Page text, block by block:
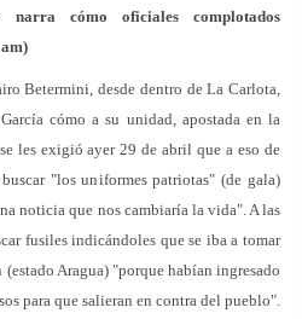
cómo oficiales complotados
Betermini, desde dentro de La Carlota,
cómo a su unidad, apostada en la
les exigió ayer 29 de abril que a eso de
"los uniformes patriotas" (de gala)
noticia que nos cambiaría la vida". A las
fusiles indicándoles que se iba a tomar
Aragua) "porque habían ingresado
para que salieran en contra del pueblo".